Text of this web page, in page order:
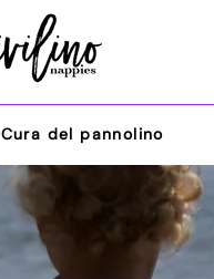
Cura del pannolino